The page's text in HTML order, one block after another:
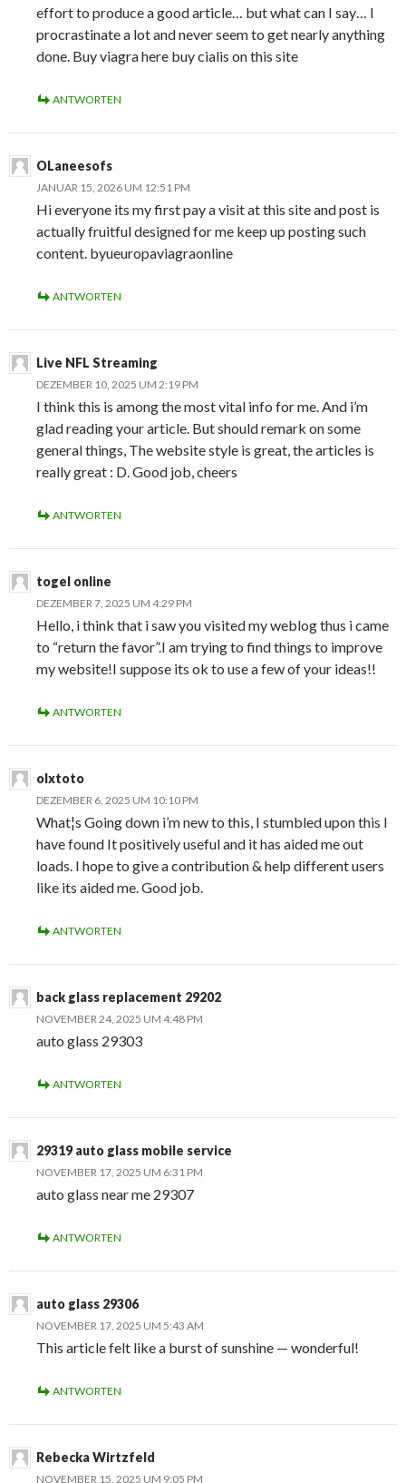
effort to produce a good article… but what can I say… I
procrastinate a lot and never seem to get nearly anything
done. Buy viagra here buy cialis on this site
ANTWORTEN
OLaneesofs
JANUAR 15, 2026 UM 12:51 PM
Hi everyone its my first pay a visit at this site and post is
actually fruitful designed for me keep up posting such
content. byueuropaviagraonline
ANTWORTEN
Live NFL Streaming
DEZEMBER 10, 2025 UM 2:19 PM
I think this is among the most vital info for me. And i’m
glad reading your article. But should remark on some
general things, The website style is great, the articles is
really great : D. Good job, cheers
ANTWORTEN
togel online
DEZEMBER 7, 2025 UM 4:29 PM
Hello, i think that i saw you visited my weblog thus i came
to “return the favor”.I am trying to find things to improve
my website!I suppose its ok to use a few of your ideas!!
ANTWORTEN
olxtoto
DEZEMBER 6, 2025 UM 10:10 PM
What¦s Going down i’m new to this, I stumbled upon this I
have found It positively useful and it has aided me out
loads. I hope to give a contribution & help different users
like its aided me. Good job.
ANTWORTEN
back glass replacement 29202
NOVEMBER 24, 2025 UM 4:48 PM
auto glass 29303
ANTWORTEN
29319 auto glass mobile service
NOVEMBER 17, 2025 UM 6:31 PM
auto glass near me 29307
ANTWORTEN
auto glass 29306
NOVEMBER 17, 2025 UM 5:43 AM
This article felt like a burst of sunshine — wonderful!
ANTWORTEN
Rebecka Wirtzfeld
NOVEMBER 15, 2025 UM 9:05 PM